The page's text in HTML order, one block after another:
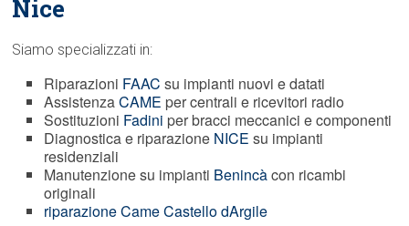
Nice
Siamo specializzati in:
Riparazioni FAAC su impianti nuovi e datati
AssistenzaCAME per centrali e ricevitori radio
Sostituzioni Fadini per bracci meccanici e componenti
Diagnostica e riparazione NICE su impianti
residenziali
Manutenzione su impianti Benincàcon ricambi
originali
riparazione Came Castello dArgile